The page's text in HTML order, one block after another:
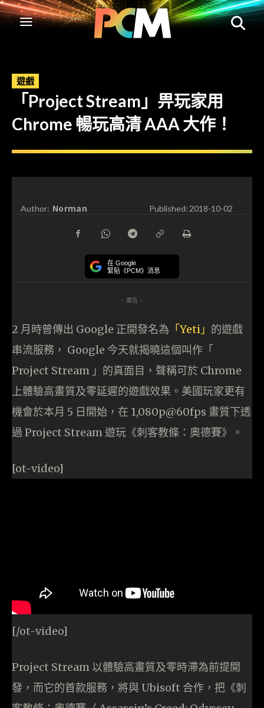
遊戲
「Project Stream」畀玩家用
Chrome 暢玩高清 AAA 大作！
Author: Norman Published:2018-10-02
在 Google
緊貼《PCM》消息
- 廣告 -
2 月時曾傳出 Google 正開發名為 「Yeti」 的遊戲
串流服務， Google 今天就揭曉這個叫作「
Project Stream 」的真面目，聲稱可於 Chrome
上體驗高畫質及零延遲的遊戲效果。美國玩家更有
機會於本月 5 日開始，在 1,080p@60fps 畫質下透
過 Project Stream 遊玩《刺客教條：奧德賽》。
[ot-video]
[/ot-video]
Project Stream 以體驗高畫質及零時滯為前提開
發，而它的首款服務，將與 Ubisoft 合作，把《刺